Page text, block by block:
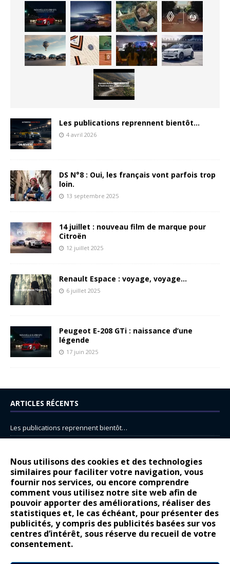
Nous utilisons des cookies et des technologies
similaires pour faciliter votre navigation, vous
fournir nos services, ou encore comprendre
comment vous utilisez notre site web afin de
pouvoir apporter des améliorations, réaliser des
statistiques et, le cas échéant, pour présenter des
publicités, y compris des publicités basées sur vos
centres d’intérêt, sous réserve du recueil de votre
consentement.
Les publications reprennent bientôt…
4 avril 2026
DS N°8 : Oui, les français vont parfois trop
loin.
13 septembre 2025
14 juillet : nouveau film de marque pour
Citroën
12 juillet 2025
Renault Espace : voyage, voyage…
6 juillet 2025
Peugeot E-208 GTi : naissance d’une
légende
17 juin 2025
ARTICLES RÉCENTS
Les publications reprennent bientôt…
14 juillet : nouveau film de marque pour Citroën
Renault Espace : voyage, voyage…
Peugeot E-208 GTi : naissance d’une légende
COMMENTAIRES RÉCENTS
Bernard DardartdansDacia Sandero : pour les gens vrais